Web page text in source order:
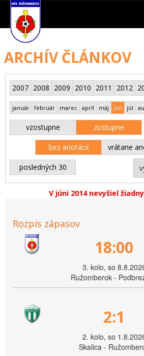
ARCHÍV ČLÁNKOV
2007 2008 2009 2010 2011 2012
január február marec apríl máj jún júl
vzostupne zostupne
bez anotácií vrátane
posledných 30
V júni 2014 nevyšiel
Rozpis zápasov
18:00
3. kolo, so
Ružomberok -
2:1
2. kolo, so
Skalica -